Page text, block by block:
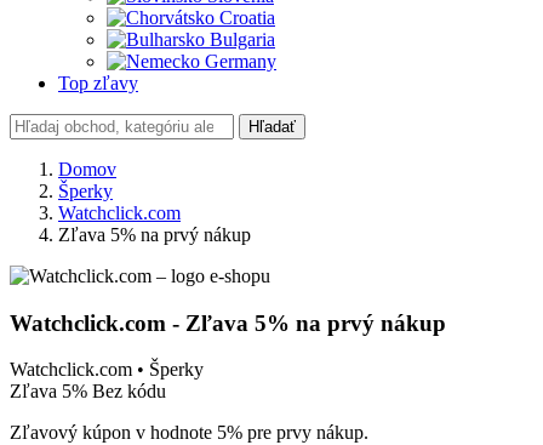
Croatia
Bulgaria
Germany
Top zľavy
Hľadať
Domov
Šperky
Watchclick.com
Zľava 5% na prvý nákup
Watchclick.com - Zľava 5% na prvý nákup
Watchclick.com • Šperky
Zľava 5% Bez kódu
Zľavový kúpon v hodnote 5% pre prvy nákup.